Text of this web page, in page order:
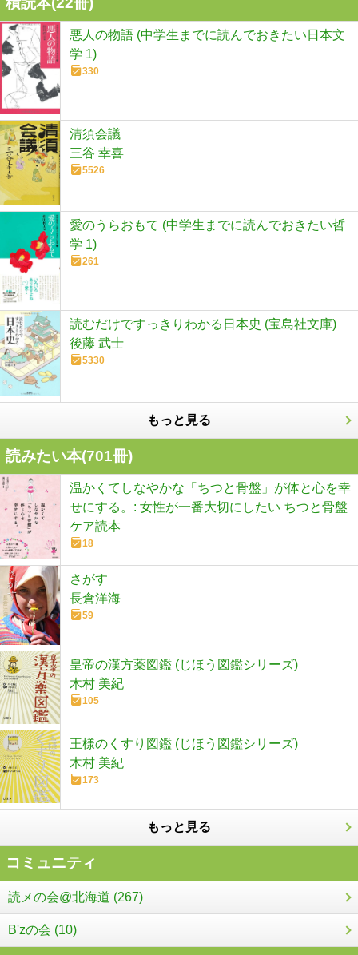
悪人の物語 (中学生までに読んでおきたい日本文
学 1)
330
清須会議
三谷 幸喜
5526
愛のうらおもて (中学生までに読んでおきたい哲
学 1)
261
読むだけですっきりわかる日本史 (宝島社文庫)
後藤 武士
5330
もっと見る
読みたい本(701冊)
温かくてしなやかな「ちつと骨盤」が体と心を幸
せにする。: 女性が一番大切にしたい ちつと骨盤
ケア読本
18
さがす
長倉洋海
59
皇帝の漢方薬図鑑 (じほう図鑑シリーズ)
木村 美紀
105
王様のくすり図鑑 (じほう図鑑シリーズ)
木村 美紀
173
もっと見る
コミュニティ
読メの会@北海道 (267)
B'zの会 (10)